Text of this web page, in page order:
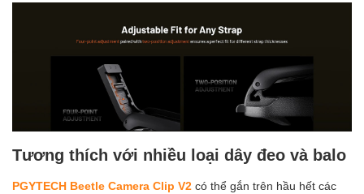
Tương thích với nhiều loại dây đeo và balo
PGYTECH Beetle Camera Clip V2 có thể gắn trên hầu hết các